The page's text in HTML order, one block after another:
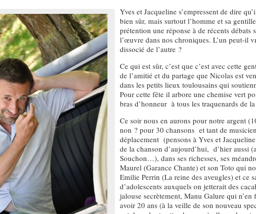
Yves et Jacqueline s’empressent de dire
bien sûr, mais surtout l’homme et sa
prétention une réponse à de récents débats
l’œuvre dans nos chroniques. L’un peut-il
dissocié de l’autre ?
Ce qui est sûr, c’est que c’est avec cette
de l’amitié et du partage que Nicolas est
dans les petits lieux toulousains qui
Pour cette fête il arbore une chemise vert
bras d’honneur à tous les traquenards de la
Ce soir nous en aurons pour notre argent
non ? pour 30 chansons et tant de
déplacement (pensons à Yves et
de la chanson d’aujourd’hui, d’hier aussi
Souchon…), dans ses richesses, ses
Maurel (Garance Chante) et son Toto qui
Emilie Perrin (La reine des aveugles) et ce
d’adolescents auxquels on jetterait des
jalouse secrètement, Manu Galure qui n’en
avoir 20 ans (à la veille de son nouveau